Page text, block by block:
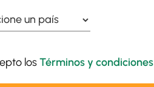
losTérminos y condiciones